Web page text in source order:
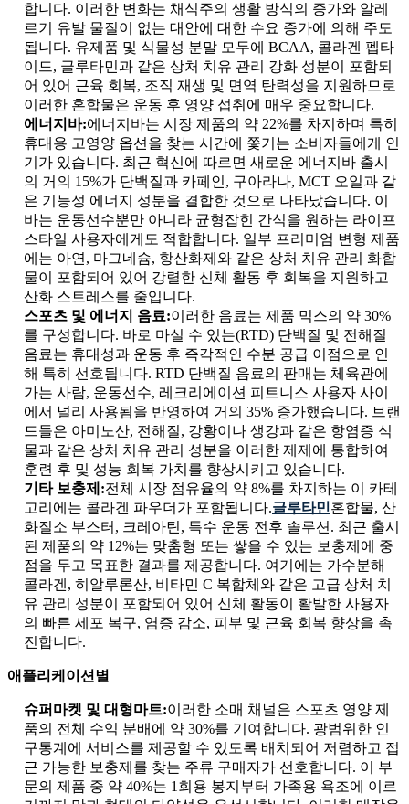
합니다. 이러한 변화는 채식주의 생활 방식의 증가와 알레
르기 유발 물질이 없는 대안에 대한 수요 증가에 의해 주도
됩니다. 유제품 및 식물성 분말 모두에 BCAA, 콜라겐 펩타
이드, 글루타민과 같은 상처 치유 관리 강화 성분이 포함되
어 있어 근육 회복, 조직 재생 및 면역 탄력성을 지원하므로
이러한 혼합물은 운동 후 영양 섭취에 매우 중요합니다.
에너지바:에너지바는 시장 제품의 약 22%를 차지하며 특히
휴대용 고영양 옵션을 찾는 시간에 쫓기는 소비자들에게 인
기가 있습니다. 최근 혁신에 따르면 새로운 에너지바 출시
의 거의 15%가 단백질과 카페인, 구아라나, MCT 오일과 같
은 기능성 에너지 성분을 결합한 것으로 나타났습니다. 이
바는 운동선수뿐만 아니라 균형잡힌 간식을 원하는 라이프
스타일 사용자에게도 적합합니다. 일부 프리미엄 변형 제품
에는 아연, 마그네슘, 항산화제와 같은 상처 치유 관리 화합
물이 포함되어 있어 강렬한 신체 활동 후 회복을 지원하고
산화 스트레스를 줄입니다.
스포츠 및 에너지 음료:이러한 음료는 제품 믹스의 약 30%
를 구성합니다. 바로 마실 수 있는(RTD) 단백질 및 전해질
음료는 휴대성과 운동 후 즉각적인 수분 공급 이점으로 인
해 특히 선호됩니다. RTD 단백질 음료의 판매는 체육관에
가는 사람, 운동선수, 레크리에이션 피트니스 사용자 사이
에서 널리 사용됨을 반영하여 거의 35% 증가했습니다. 브랜
드들은 아미노산, 전해질, 강황이나 생강과 같은 항염증 식
물과 같은 상처 치유 관리 성분을 이러한 제제에 통합하여
훈련 후 및 성능 회복 가치를 향상시키고 있습니다.
기타 보충제:전체 시장 점유율의 약 8%를 차지하는 이 카테
고리에는 콜라겐 파우더가 포함됩니다.글루타민혼합물, 산
화질소 부스터, 크레아틴, 특수 운동 전후 솔루션. 최근 출시
된 제품의 약 12%는 맞춤형 또는 쌓을 수 있는 보충제에 중
점을 두고 목표한 결과를 제공합니다. 여기에는 가수분해
콜라겐, 히알루론산, 비타민 C 복합체와 같은 고급 상처 치
유 관리 성분이 포함되어 있어 신체 활동이 활발한 사용자
의 빠른 세포 복구, 염증 감소, 피부 및 근육 회복 향상을 촉
진합니다.
애플리케이션별
슈퍼마켓 및 대형마트:이러한 소매 채널은 스포츠 영양 제
품의 전체 수익 분배에 약 30%를 기여합니다. 광범위한 인
구통계에 서비스를 제공할 수 있도록 배치되어 저렴하고 접
근 가능한 보충제를 찾는 주류 구매자가 선호합니다. 이 부
문의 제품 중 약 40%는 1회용 봉지부터 가족용 욕조에 이르